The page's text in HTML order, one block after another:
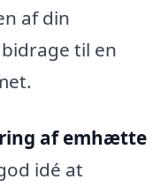
af din
til en
af emhætte
idé at